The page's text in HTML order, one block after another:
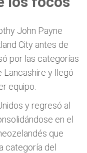
John Payne
City antes de
por las categorías
Lancashire y llegó
equipo.
y regresó al
en el
que
categoría del